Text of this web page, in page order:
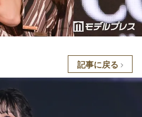
記事に戻る